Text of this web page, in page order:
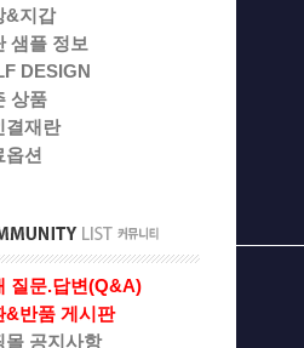
&지갑
샘플 정보
DESIGN
상품
결재란
옵션
질문.답변(Q&A)
&반품 게시판
몰 공지사항